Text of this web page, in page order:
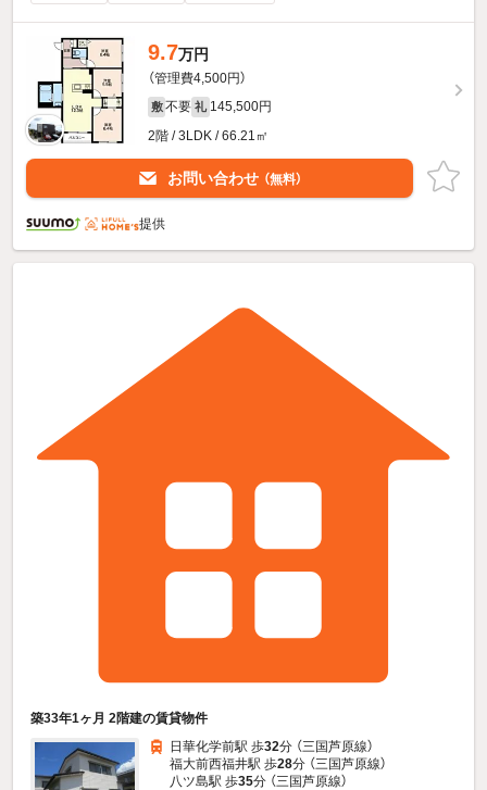
9.7万円
（管理費4,500円）
敷 不要 礼 145,500円
2階 / 3LDK / 66.21㎡
お問い合わせ （無料）
提供
築33年1ヶ月 2階建の賃貸物件
日華化学前駅 歩32分 （三国芦原線）
福大前西福井駅 歩28分 （三国芦原線）
八ツ島駅 歩35分 （三国芦原線）